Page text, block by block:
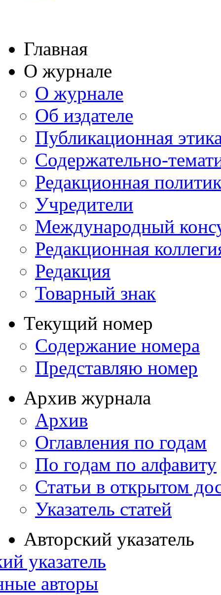
Главная
О журнале
О журнале
Об издателе
Публикационная
Содержательно-
Редакционная
Учредители
Международный
Редакционная
Редакция
Товарный знак
Текущий номер
Содержание номера
Представляю номер
Архив журнала
Архив
Оглавления по годам
По годам по алфавиту
Статьи в открытом
Указатель статей
Авторский указатель
указатель
авторы